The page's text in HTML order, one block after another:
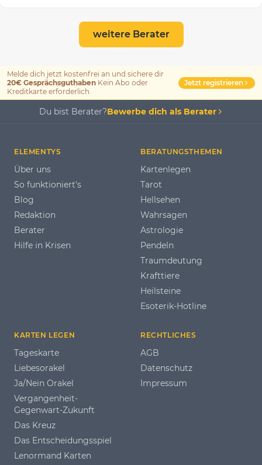
weitere Berater
Melde dich jetzt kostenfrei an und sichere dir
20€ Gesprächsguthaben Kein Abo oder
Kreditkarte erforderlich.
Jetzt registrieren
Du bist Berater?Bewerbe dich als Berater
ELEMENTYS
Über uns
So funktioniert's
Blog
Redaktion
Berater
Hilfe in Krisen
BERATUNGSTHEMEN
Kartenlegen
Tarot
Hellsehen
Wahrsagen
Astrologie
Pendeln
Traumdeutung
Krafttiere
Heilsteine
Esoterik-Hotline
KARTEN LEGEN
Tageskarte
Liebesorakel
Ja/Nein Orakel
Vergangenheit-
Gegenwart-Zukunft
Das Kreuz
Das Entscheidungsspiel
Lenormand Karten
RECHTLICHES
AGB
Datenschutz
Impressum